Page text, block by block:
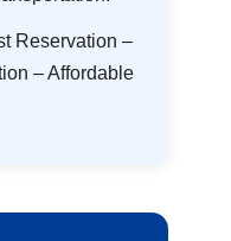
Reservation –
– Affordable